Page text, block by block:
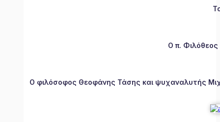
Ο π.
Ο φιλόσοφος Θεοφάνης Τάσης και ψυχαναλυτής